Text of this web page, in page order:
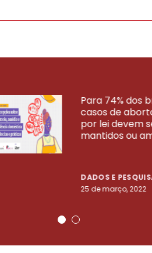
Para 74% dos
casos de
por lei devem
mantidos ou
DADOS E
25 de março, 2022
VEJA MAIS PESQUISAS